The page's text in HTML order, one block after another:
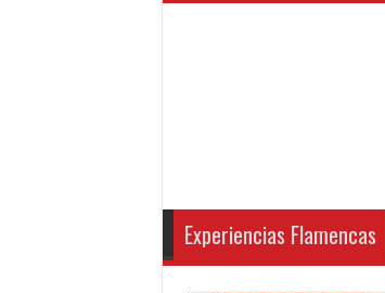
Experiencias Flamencas